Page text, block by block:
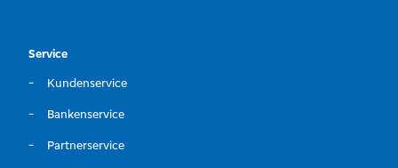
Service
Kundenservice
Bankenservice
Partnerservice